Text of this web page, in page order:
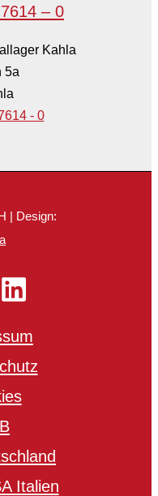
– 0
Kahla
5a
- 0
| Design:
Italien